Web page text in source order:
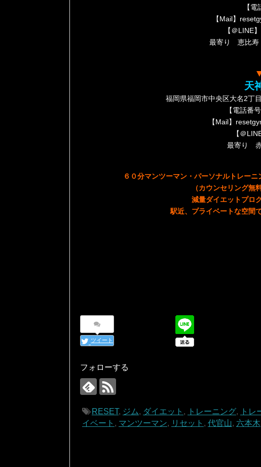
【
【Mail】
【＠LINE
最寄り 恵比
天
福岡県福岡市中央区大名2丁
【電話番
【Mail】
【＠
最寄り
６０分マンツーマン・パーソナルトレー
（カウンセリング無
減量ダイエットプロ
駅近、プライベートな空間
ツイート
フォローする
RESET, ジム, ダイエット , トレーニング, トレ
イベート , マンツーマン, リセット , 代官山, 六本木